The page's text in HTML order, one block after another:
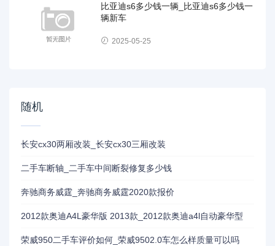
比亚迪s6多少钱一辆_比亚迪s6多少钱一
辆新车
2025-05-25
随机
长安cx30两厢改装_长安cx30三厢改装
二手车断轴_二手车中间断裂修复多少钱
奔驰商务威霆_奔驰商务威霆2020款报价
2012款奥迪A4L豪华版 2013款_2012款奥迪a4l自动豪华型
荣威950二手车评价如何_荣威9502.0车怎么样质量可以吗